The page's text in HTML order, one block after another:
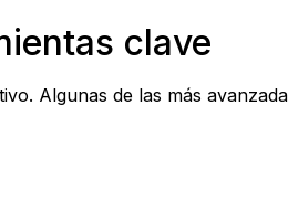
clave
Algunas de las más